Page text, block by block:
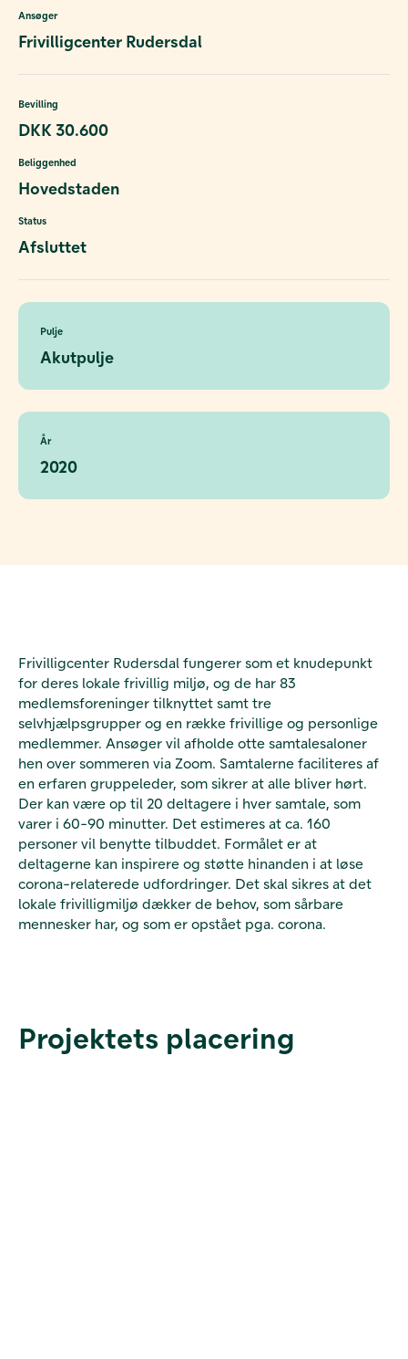
Ansøger
Frivilligcenter Rudersdal
Bevilling
DKK 30.600
Beliggenhed
Hovedstaden
Status
Afsluttet
Pulje
Akutpulje
År
2020
Frivilligcenter Rudersdal fungerer som et knudepunkt
for deres lokale frivillig miljø, og de har 83
medlemsforeninger tilknyttet samt tre
selvhjælpsgrupper og en række frivillige og personlige
medlemmer. Ansøger vil afholde otte samtalesaloner
hen over sommeren via Zoom. Samtalerne faciliteres af
en erfaren gruppeleder, som sikrer at alle bliver hørt.
Der kan være op til 20 deltagere i hver samtale, som
varer i 60-90 minutter. Det estimeres at ca. 160
personer vil benytte tilbuddet. Formålet er at
deltagerne kan inspirere og støtte hinanden i at løse
corona-relaterede udfordringer. Det skal sikres at det
lokale frivilligmiljø dækker de behov, som sårbare
mennesker har, og som er opstået pga. corona.
Projektets placering